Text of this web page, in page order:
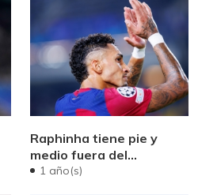
Raphinha tiene pie y
medio fuera del
Barcelona
1 año(s)